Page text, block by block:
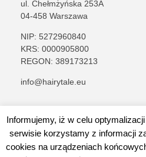
ul. Chełmżyńska 253A
04-458 Warszawa
NIP: 5272960840
KRS: 0000905800
REGON: 389173213
info@hairytale.eu
Informujemy, iż w celu
serwisie korzystamy z informacji
cookies na urządzeniach